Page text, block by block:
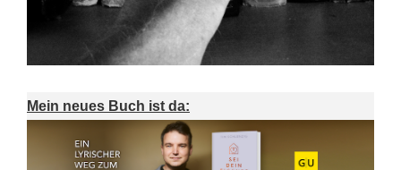
Mein neues Buch ist da: